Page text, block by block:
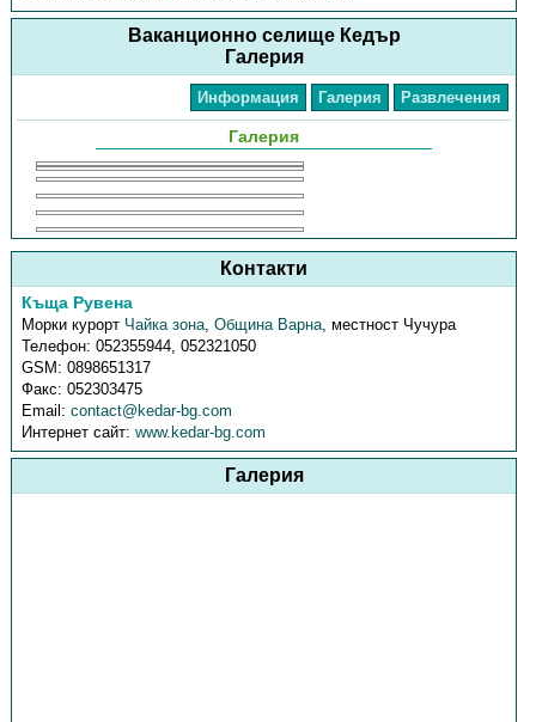
Ваканционно селище Кедър
Галерия
Информация Галерия Развлечения
Галерия
Контакти
Къща Рувена
Морки курорт Чайка зона,Община Варна,местност Чучура
Телефон:052355944, 052321050
GSM:0898651317
Факс:052303475
Email:contact@kedar-bg.com
Интернет сайт:www.kedar-bg.com
Галерия